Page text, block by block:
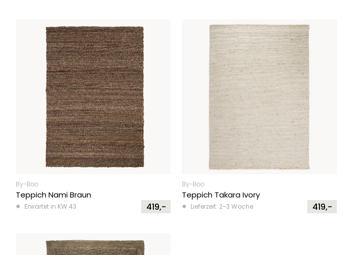
By-Boo
Teppich Nami Braun
Erwartet in KW 43 419,-
By-Boo
Teppich Takara Ivory
Lieferzeit: 2-3 Woche 419,-